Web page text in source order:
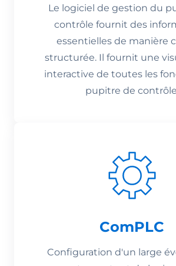
Le logiciel de gestion du
contrôle fournit des
essentielles de manière
structurée. Il fournit une
interactive de toutes les
pupitre de
ComPLC
Configuration d'un large